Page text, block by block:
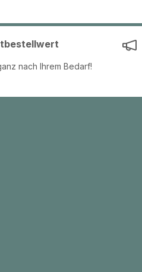
nach Ihrem Bedarf!